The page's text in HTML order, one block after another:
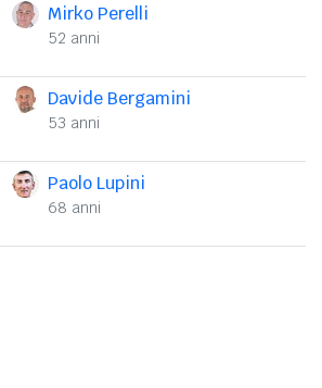
Mirko Perelli
52 anni
Davide Bergamini
53 anni
Paolo Lupini
68 anni